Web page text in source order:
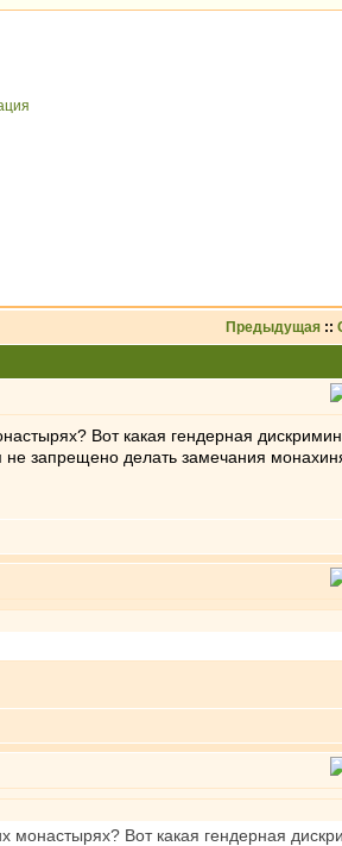
Предыдущая ::
Вот какая гендерная
не запрещено делать замечания
монастырях? Вот какая гендерная